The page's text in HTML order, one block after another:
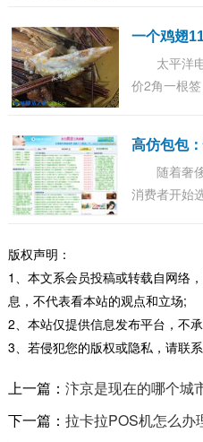
小...
太平洋
价2角一根
议。不...
随着奢
消费者开始
版权声明：
1、本文系会员投稿或转载自网络
息，不代表看本站的观点和立场;
2、本站仅提供信息发布平台，不
3、若侵犯您的版权或隐私，请联系
上一篇： 汴京是现在的哪个城
下一篇： 拉卡拉POS机怎么办